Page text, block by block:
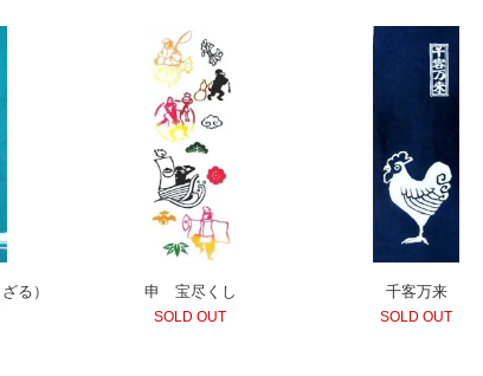
る） 申 宝尽くし
SOLD OUT
千客万来
SOLD OUT